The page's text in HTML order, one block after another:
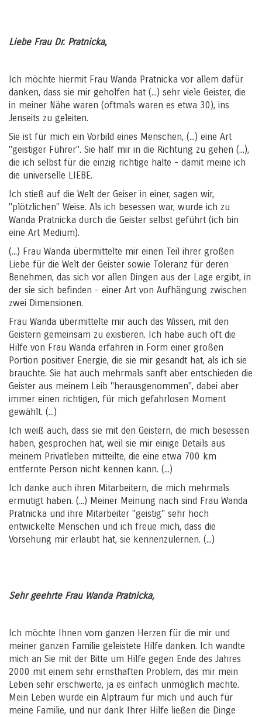
Liebe Frau Dr. Pratnicka,
Ich möchte hiermit Frau Wanda Pratnicka vor allem dafür
danken, dass sie mir geholfen hat (...) sehr viele Geister, die
in meiner Nähe waren (oftmals waren es etwa 30), ins
Jenseits zu geleiten.
Sie ist für mich ein Vorbild eines Menschen, (...) eine Art
"geistiger Führer". Sie half mir in die Richtung zu gehen (...),
die ich selbst für die einzig richtige halte - damit meine ich
die universelle LIEBE.
Ich stieß auf die Welt der Geiser in einer, sagen wir,
"plötzlichen" Weise. Als ich besessen war, wurde ich zu
Wanda Pratnicka durch die Geister selbst geführt (ich bin
eine Art Medium).
(...) Frau Wanda übermittelte mir einen Teil ihrer großen
Liebe für die Welt der Geister sowie Toleranz für deren
Benehmen, das sich vor allen Dingen aus der Lage ergibt, in
der sie sich befinden - einer Art von Aufhängung zwischen
zwei Dimensionen.
Frau Wanda übermittelte mir auch das Wissen, mit den
Geistern gemeinsam zu existieren. Ich habe auch oft die
Hilfe von Frau Wanda erfahren in Form einer großen
Portion positiver Energie, die sie mir gesandt hat, als ich sie
brauchte. Sie hat auch mehrmals sanft aber entschieden die
Geister aus meinem Leib "herausgenommen", dabei aber
immer einen richtigen, für mich gefahrlosen Moment
gewählt. (...)
Ich weiß auch, dass sie mit den Geistern, die mich besessen
haben, gesprochen hat, weil sie mir einige Details aus
meinem Privatleben mitteilte, die eine etwa 700 km
entfernte Person nicht kennen kann. (...)
Ich danke auch ihren Mitarbeitern, die mich mehrmals
ermutigt haben. (...) Meiner Meinung nach sind Frau Wanda
Pratnicka und ihre Mitarbeiter "geistig" sehr hoch
entwickelte Menschen und ich freue mich, dass die
Vorsehung mir erlaubt hat, sie kennenzulernen. (...)
Sehr geehrte Frau Wanda Pratnicka,
Ich möchte Ihnen vom ganzen Herzen für die mir und
meiner ganzen Familie geleistete Hilfe danken. Ich wandte
mich an Sie mit der Bitte um Hilfe gegen Ende des Jahres
2000 mit einem sehr ernsthaften Problem, das mir mein
Leben sehr erschwerte, ja es einfach unmöglich machte.
Mein Leben wurde ein Alptraum für mich und auch für
meine Familie, und nur dank Ihrer Hilfe ließen die Dinge